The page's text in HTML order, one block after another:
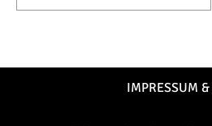
IMPRESSUM &